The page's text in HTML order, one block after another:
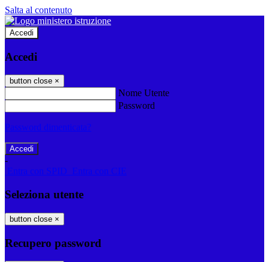
Salta al contenuto
Accedi
Accedi
button close ×
Nome Utente
Password
Password dimenticata?
-
Entra con SPID
Entra con CIE
Seleziona utente
button close ×
Recupero password